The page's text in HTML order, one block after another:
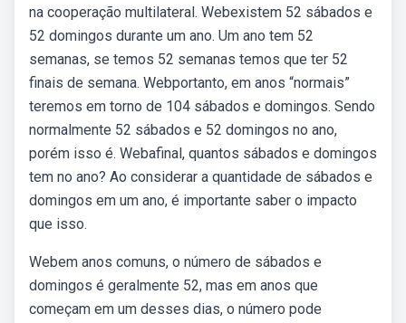
na cooperação multilateral. Webexistem 52 sábados e
52 domingos durante um ano. Um ano tem 52
semanas, se temos 52 semanas temos que ter 52
finais de semana. Webportanto, em anos “normais”
teremos em torno de 104 sábados e domingos. Sendo
normalmente 52 sábados e 52 domingos no ano,
porém isso é. Webafinal, quantos sábados e domingos
tem no ano? Ao considerar a quantidade de sábados e
domingos em um ano, é importante saber o impacto
que isso.
Webem anos comuns, o número de sábados e
domingos é geralmente 52, mas em anos que
começam em um desses dias, o número pode